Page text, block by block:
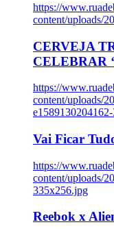
https://
content/uploads/
CERVEJA
CELEBRAR
https://
content/uploads/
Vai Ficar
https://
content/uploads/
335x256.jpg
Reebok x